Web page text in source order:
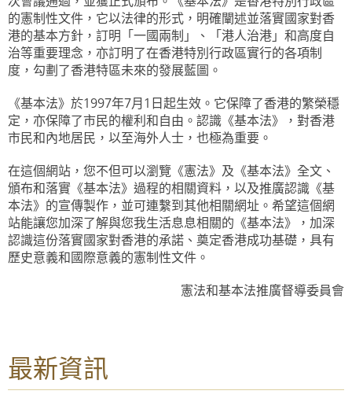
的憲制性文件，它以法律的形式，明確闡述並落實國家對香
港的基本方針，訂明「一國兩制」、「港人治港」和高度自
治等重要理念，亦訂明了在香港特別行政區實行的各項制
度，勾劃了香港特區未來的發展藍圖。
《基本法》於1997年7月1日起生效。它保障了香港的繁榮穩
定，亦保障了市民的權利和自由。認識《基本法》，對香港
市民和內地居民，以至海外人士，也極為重要。
在這個網站，您不但可以瀏覽《憲法》及《基本法》全文、
頒布和落實《基本法》過程的相關資料，以及推廣認識《基
本法》的宣傳製作，並可連繫到其他相關網址。希望這個網
站能讓您加深了解與您我生活息息相關的《基本法》，加深
認識這份落實國家對香港的承諾、奠定香港成功基礎，具有
歷史意義和國際意義的憲制性文件。
憲法和基本法推廣督導委員會
最新資訊